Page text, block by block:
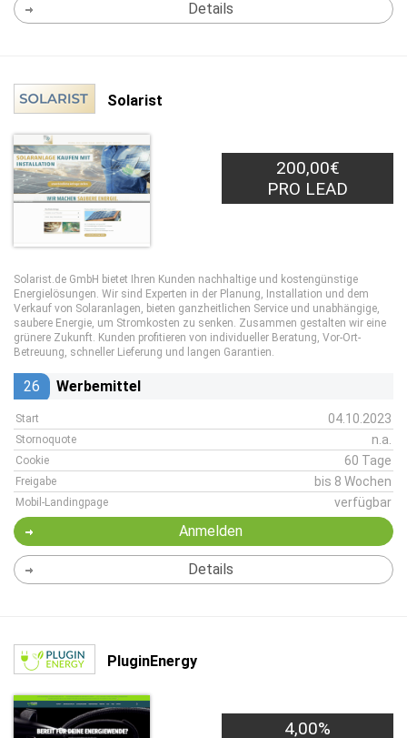
Details
Solarist
200,00€
PRO LEAD
Solarist.de GmbH bietet Ihren Kunden nachhaltige und kostengünstige
Energielösungen. Wir sind Experten in der Planung, Installation und dem
Verkauf von Solaranlagen, bieten ganzheitlichen Service und unabhängige,
saubere Energie, um Stromkosten zu senken. Zusammen gestalten wir eine
grünere Zukunft. Kunden profitieren von individueller Beratung, Vor-Ort-
Betreuung, schneller Lieferung und langen Garantien.
26 Werbemittel
Start 04.10.2023
Stornoquote n.a.
Cookie 60 Tage
Freigabe bis 8 Wochen
Mobil-Landingpage verfügbar
Anmelden
Details
PluginEnergy
4,00%